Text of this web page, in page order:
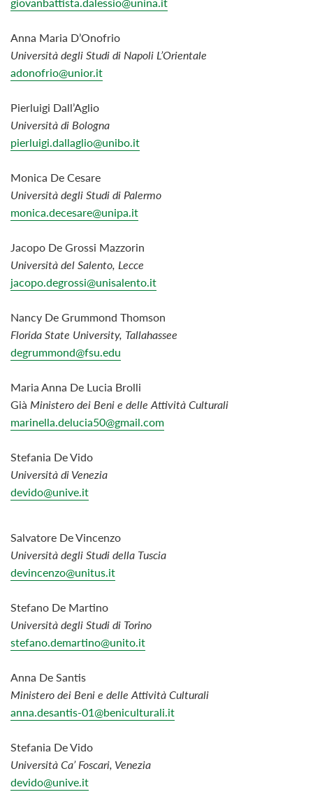
Anna Maria D’Onofrio
Università degli Studi di Napoli L’Orientale
adonofrio@unior.it
Pierluigi Dall’Aglio
Università di Bologna
pierluigi.dallaglio@unibo.it
Monica De Cesare
Università degli Studi di Palermo
monica.decesare@unipa.it
Jacopo De Grossi Mazzorin
Università del Salento, Lecce
jacopo.degrossi@unisalento.it
Nancy De Grummond Thomson
Florida State University, Tallahassee
degrummond@fsu.edu
Maria Anna De Lucia Brolli
Già Ministero dei Beni e delle Attività Culturali
marinella.delucia50@gmail.com
Stefania De Vido
Università di Venezia
devido@unive.it
Salvatore De Vincenzo
Università degli Studi della Tuscia
devincenzo@unitus.it
Stefano De Martino
Università degli Studi di Torino
stefano.demartino@unito.it
Anna De Santis
Ministero dei Beni e delle Attività Culturali
anna.desantis-01@beniculturali.it
Stefania De Vido
Università Ca’ Foscari, Venezia
devido@unive.it